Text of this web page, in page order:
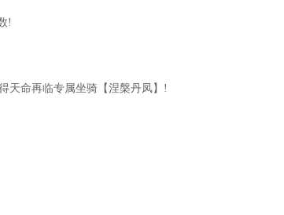
!
命再临专属坐骑【涅槃丹凤】!